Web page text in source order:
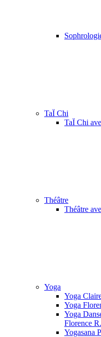
TaÏ Chi
TaÏ Chi
Théâtre
Théâtre
Yoga
Yoga
Yoga
Yoga
Florence R.
Yogasana